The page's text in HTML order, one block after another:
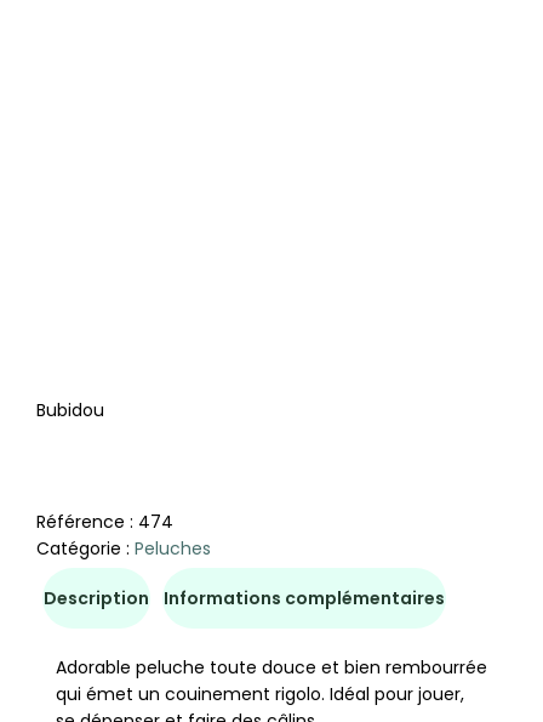
Bubidou
Référence : 474
Catégorie : Peluches
Description Informations complémentaires
Adorable peluche toute douce et bien rembourrée
qui émet un couinement rigolo. Idéal pour jouer,